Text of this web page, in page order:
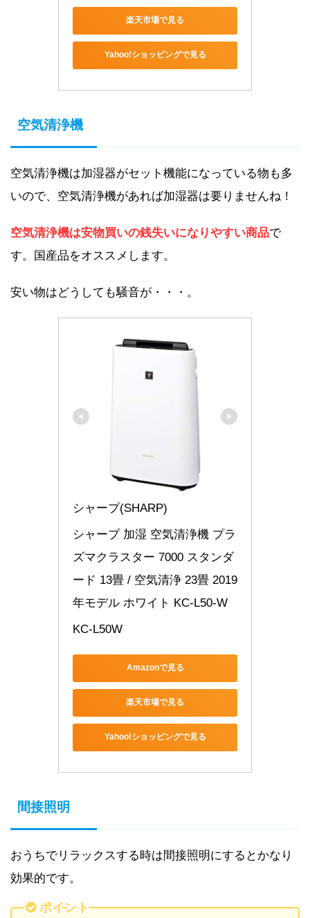
楽天市場で見る
Yahoo!ショッピングで見る
空気清浄機
空気清浄機は加湿器がセット機能になっている物も多
いので、空気清浄機があれば加湿器は要りませんね！
空気清浄機は安物買いの銭失いになりやすい商品で
す。国産品をオススメします。
安い物はどうしても騒音が・・・。
シャープ(SHARP)
シャープ 加湿 空気清浄機 プラ
ズマクラスター 7000 スタンダ
ード 13畳 / 空気清浄 23畳 2019
年モデル ホワイト KC-L50-W
KC-L50W
Amazonで見る
楽天市場で見る
Yahoo!ショッピングで見る
間接照明
おうちでリラックスする時は間接照明にするとかなり
効果的です。
ポイント